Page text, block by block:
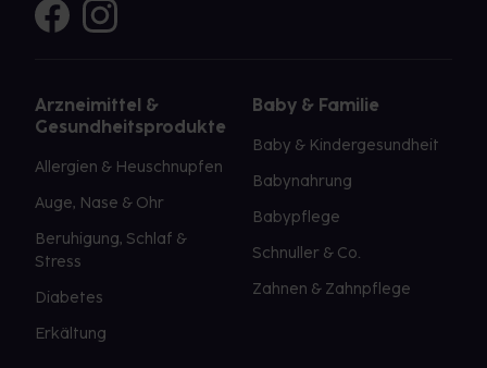
Arzneimittel &
Gesundheitsprodukte
Allergien & Heuschnupfen
Auge, Nase & Ohr
Beruhigung, Schlaf &
Stress
Diabetes
Erkältung
Baby & Familie
Baby & Kindergesundheit
Babynahrung
Babypflege
Schnuller & Co.
Zahnen & Zahnpflege